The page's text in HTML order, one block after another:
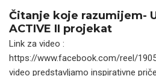
Čitanje koje razumijem-
ACTIVE II projekat
Link za video :
https://www.facebook.com/reel/
video predstavljamo inspirativne